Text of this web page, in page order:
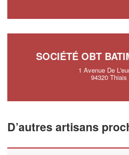
SOCIÉTÉ OBT
1 Avenue De
94320 Thiais
D’autres artisans